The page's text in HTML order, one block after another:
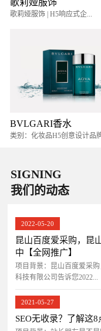
歌莉娅服饰 | H5响应式企...
BVLGARI香水
类别：化妆品H5创意设计品
SIGNING
我们的动态
2022-05-20
昆山百度爱采购，昆
中【全网推广】
项目背景：昆山百度爱采
科技有限公司告诉您2022...
2021-05-27
SEO无收录？了解这